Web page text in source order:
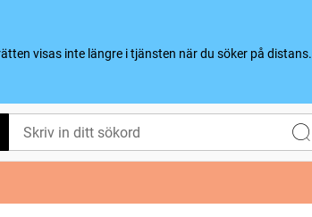
visas inte längre i tjänsten när du söker på distans.